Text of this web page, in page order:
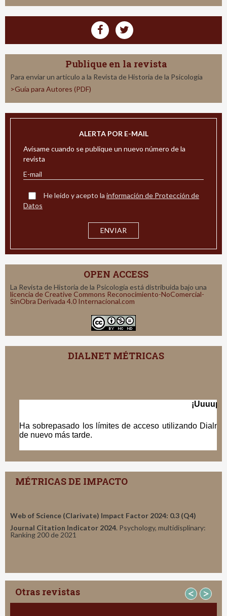
Publique en la revista
Para enviar un articulo a la Revista de Historia de la Psicología
>Guía para Autores (PDF)
ALERTA POR E-MAIL
Avísame cuando se publique un nuevo número de la
revista
He leído y acepto la información de Protección de
Datos
OPEN ACCESS
La Revista de Historia de la Psicología está distribuida bajo una
licencia de Creative Commons Reconocimiento-NoComercial-
SinObra Derivada 4.0 Internacional.com
DIALNET MÉTRICAS
MÉTRICAS DE IMPACTO
Web of Science (Clarivate) Impact Factor 2024: 0.3 (Q4)
Journal Citation Indicator 2024. Psychology, multidisplinary:
Ranking 200 de 2021
Otras revistas < >